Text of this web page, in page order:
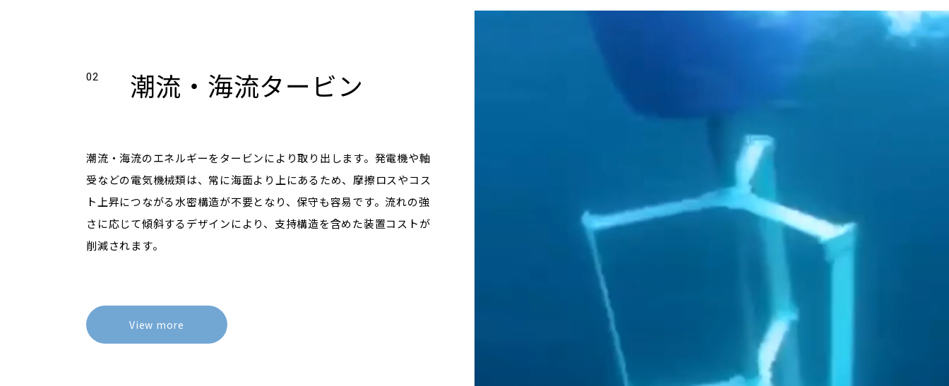
02 潮流・海流タービン
潮流・海流のエネルギーをタービンにより取り出します。発電機や軸
受などの電気機械類は、常に海面より上にあるため、摩擦ロスやコス
ト上昇につながる水密構造が不要となり、保守も容易です。流れの強
さに応じて傾斜するデザインにより、支持構造を含めた装置コストが
削減されます。
View more